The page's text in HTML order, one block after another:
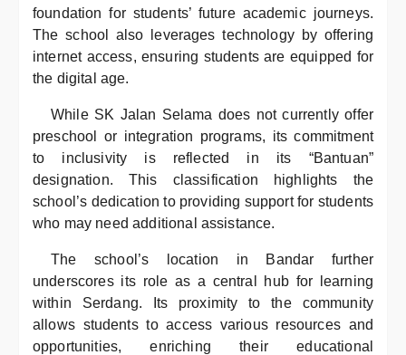
foundation for students’ future academic journeys.
The school also leverages technology by offering
internet access, ensuring students are equipped for
the digital age.
While SK Jalan Selama does not currently offer
preschool or integration programs, its commitment
to inclusivity is reflected in its “Bantuan”
designation. This classification highlights the
school’s dedication to providing support for students
who may need additional assistance.
The school’s location in Bandar further
underscores its role as a central hub for learning
within Serdang. Its proximity to the community
allows students to access various resources and
opportunities, enriching their educational